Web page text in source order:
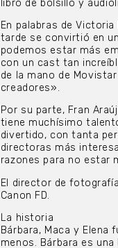
libro de bolsillo y
En palabras de
tarde se convirtió en
podemos estar más
con un cast tan
de la mano de
creadores».
Por su parte, Fran
tiene muchísimo
divertido, con tanta
directoras más
razones para no estar
El director de
Canon FD.
La historia
Bárbara, Maca y
menos. Bárbara es